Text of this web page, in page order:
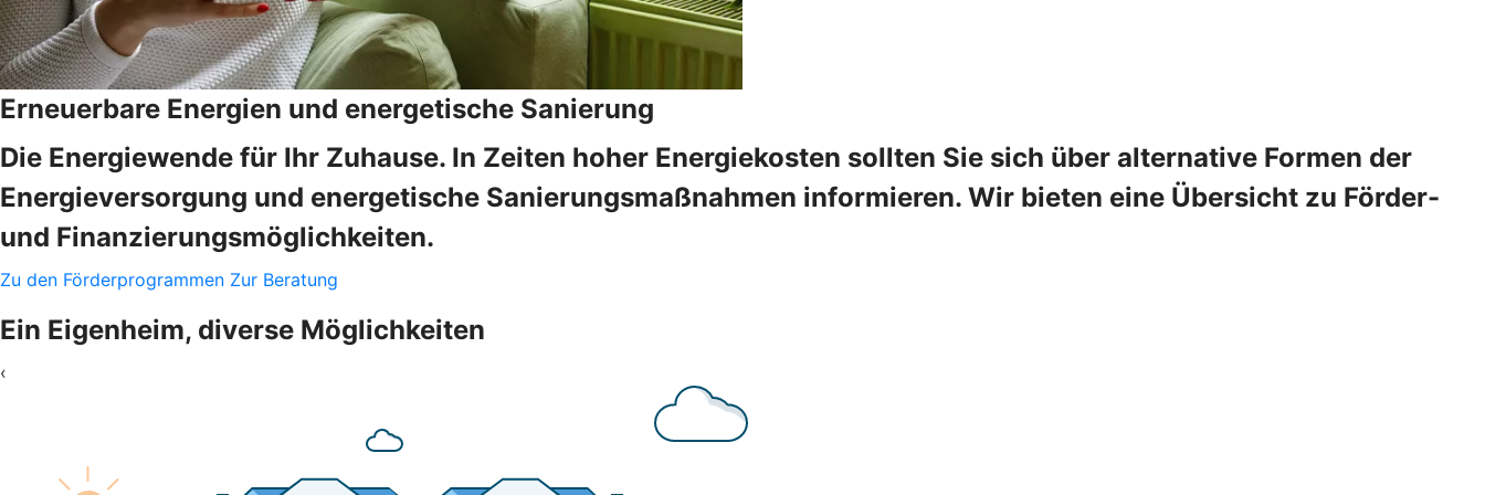
Erneuerbare Energien und energetische Sanierung
Die Energiewende für Ihr Zuhause. In Zeiten hoher Energiekosten sollten Sie sich über alternative Formen der
Energieversorgung und energetische Sanierungsmaßnahmen informieren. Wir bieten eine Übersicht zu Förder-
und Finanzierungsmöglichkeiten.
Zu den Förderprogrammen Zur Beratung
Ein Eigenheim, diverse Möglichkeiten
‹